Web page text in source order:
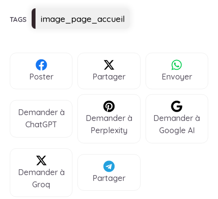
Étiquettes
image_page_accueil
Poster Partager Envoyer
Demander à
ChatGPT
Demander à
Perplexity
Demander à
Google AI
Demander à
Groq
Partager